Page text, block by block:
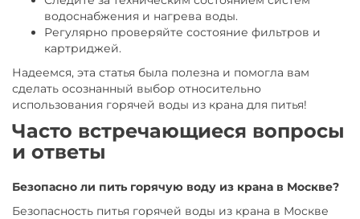
водоснабжения и нагрева воды.
Регулярно проверяйте состояние фильтров и
картриджей.
Надеемся, эта статья была полезна и помогла вам
сделать осознанный выбор относительно
использования горячей воды из крана для питья!
Часто встречающиеся вопросы
и ответы
Безопасно ли пить горячую воду из крана в Москве?
Безопасность питья горячей воды из крана в Москве